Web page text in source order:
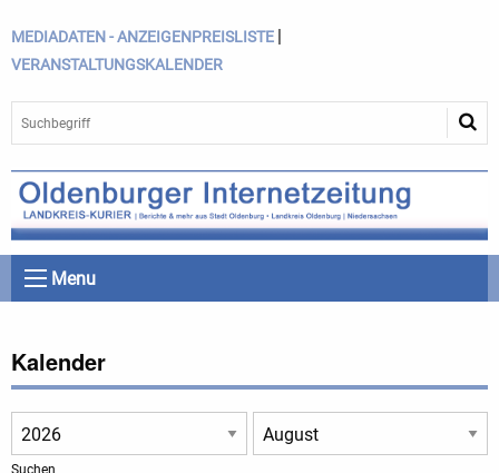
MEDIADATEN - ANZEIGENPREISLISTE |
VERANSTALTUNGSKALENDER
Menu
Kalender